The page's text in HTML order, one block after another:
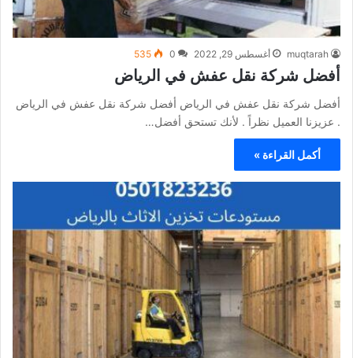
muqtarah أغسطس 29, 2022 0
535
أفضل شركة نقل عفش في الرياض
أفضل شركة نقل عفش في الرياض أفضل شركة نقل عفش في الرياض
. عزيزنا العميل نظراً . لأنك تستحق أفضل…
أكمل القراءة »